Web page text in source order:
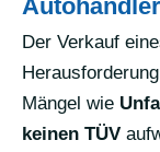
Der Verkauf
Mängel wie
keinen TÜV